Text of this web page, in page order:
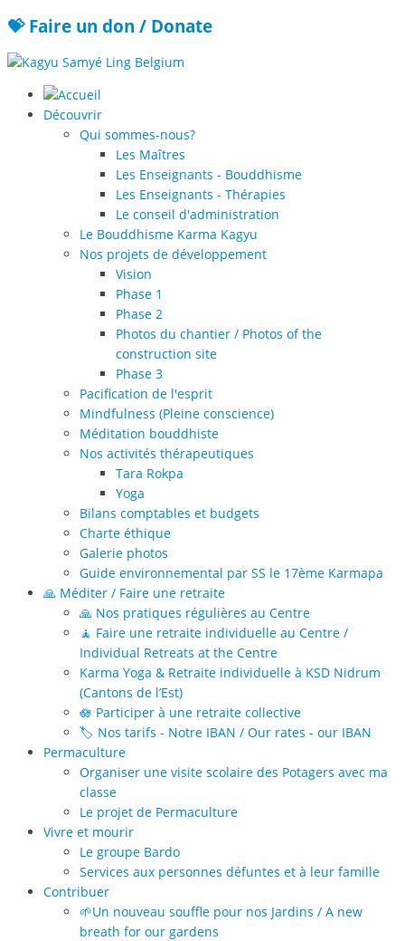
💝 Faire un don / Donate
Découvrir
Qui sommes-nous?
Les Maîtres
Les Enseignants - Bouddhisme
Les Enseignants - Thérapies
Le conseil d'administration
Le Bouddhisme Karma Kagyu
Nos projets de développement
Vision
Phase 1
Phase 2
Photos du chantier / Photos of the
construction site
Phase 3
Pacification de l'esprit
Mindfulness (Pleine conscience)
Méditation bouddhiste
Nos activités thérapeutiques
Tara Rokpa
Yoga
Bilans comptables et budgets
Charte éthique
Galerie photos
Guide environnemental par SS le 17ème Karmapa
🙏 Méditer / Faire une retraite
🙏 Nos pratiques régulières au Centre
🧘 Faire une retraite individuelle au Centre /
Individual Retreats at the Centre
Karma Yoga & Retraite individuelle à KSD Nidrum
(Cantons de l’Est)
🪷 Participer à une retraite collective
🏷️ Nos tarifs - Notre IBAN / Our rates - our IBAN
Permaculture
Organiser une visite scolaire des Potagers avec ma
classe
Le projet de Permaculture
Vivre et mourir
Le groupe Bardo
Services aux personnes défuntes et à leur famille
Contribuer
🌱Un nouveau souffle pour nos Jardins / A new
breath for our gardens